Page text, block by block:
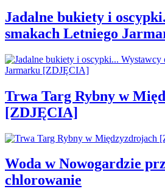
Jadalne bukiety i
smakach Letniego
Trwa Targ Rybny w
[ZDJĘCIA]
Woda w Nowogardzie
chlorowanie